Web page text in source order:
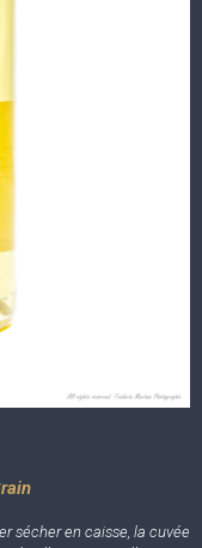
sécher en caisse, la cuvée